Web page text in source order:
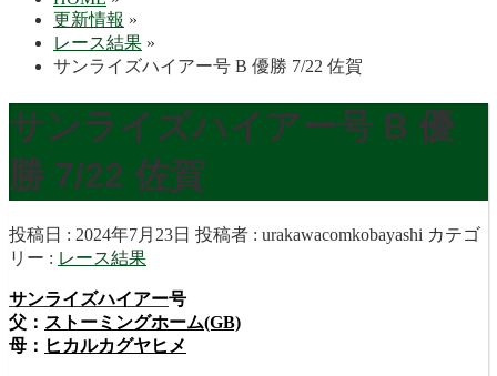
更新情報 »
レース結果 »
サンライズハイアー号 B 優勝 7/22 佐賀
サンライズハイアー号 B 優
勝 7/22 佐賀
投稿日 : 2024年7月23日 投稿者 : urakawacomkobayashi カテゴ
リー : レース結果
サンライズハイアー号
父： ストーミングホーム(GB)
母： ヒカルカグヤヒメ